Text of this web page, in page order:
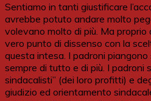
Sentiamo in tanti giustificare
avrebbe potuto andare molto
volevano molto di più. Ma proprio
vero punto di dissenso con la
questa intesa. I padroni
sempre di tutto e di più. I padroni
sindacalisti” (dei loro profitti) e
giudizio ed orientamento